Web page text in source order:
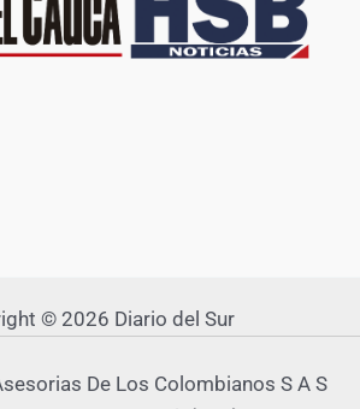
© 2026 Diario del Sur
De Los Colombianos S A S